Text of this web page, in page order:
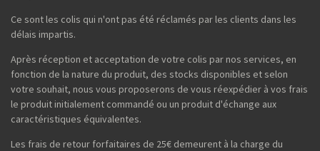
Ce sont les colis qui n'ont pas été réclamés par les clients dans les
délais impartis.
Après réception et acceptation de votre colis par nos services, en
fonction de la nature du produit, des stocks disponibles et selon
votre souhait, nous vous proposerons de vous réexpédier à vos frais
le produit initialement commandé ou un produit d'échange aux
caractéristiques équivalentes.
Les frais de retour forfaitaires de 25€ demeurent à la charge du